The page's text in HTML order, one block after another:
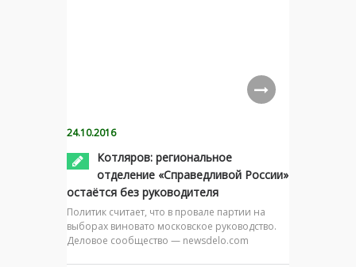
24.10.2016
Котляров: региональное
отделение «Справедливой России»
остаётся без руководителя
Политик считает, что в провале партии на
выборах виновато московское руководство.
Деловое сообщество — newsdelo.com